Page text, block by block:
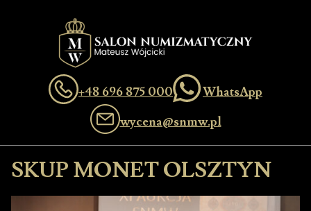
+48 696 875 000
WhatsApp
wycena@snmw.pl
SKUP MONET OLSZTYN